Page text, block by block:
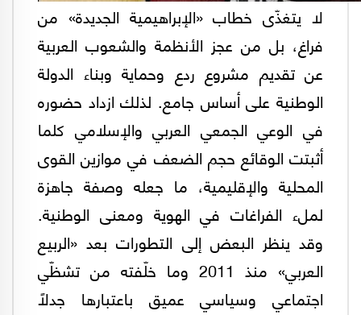
لا يتغذّى خطاب «الإبراهيمية الجديدة» من
فراغ، بل من عجز الأنظمة والشعوب العربية
عن تقديم مشروع ردع وحماية وبناء الدولة
الوطنية على أساس جامع. لذلك ازداد حضوره
في الوعي الجمعي العربي والإسلامي كلما
أثبتت الوقائع حجم الضعف في موازين القوى
المحلية والإقليمية، ما جعله وصفة جاهزة
لملء الفراغات في الهوية ومعنى الوطنية.
وقد ينظر البعض إلى التطورات بعد «الربيع
العربي» منذ 2011 وما خلّفته من تشظّي
اجتماعي وسياسي عميق باعتبارها جدلًا